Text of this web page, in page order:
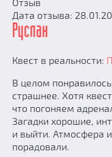
Дата отзыва:
Руслан
Квест в реальности:
В целом
страшнее. Хотя
что погоняем
Загадки хорошие,
и выйти. Атмосфера
порадовали.